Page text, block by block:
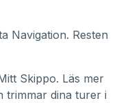
Navigation. Resten
Skippo. Läs mer
trimmar dina turer i